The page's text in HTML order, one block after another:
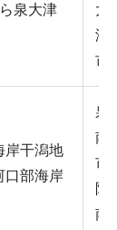
泉大津
大
津
市
岸干潟地
口部海岸
泉
南
市
阪
南